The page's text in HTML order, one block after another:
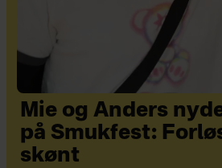
Mie og Anders
på Smukfest:
skønt